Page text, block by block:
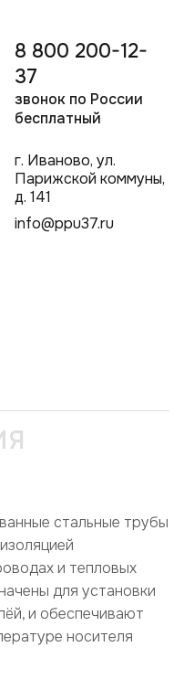
8 800 200-12-
37
звонок по России
бесплатный
г. Иваново, ул.
Парижской коммуны,
д. 141
info@ppu37.ru
стальные трубы
и тепловых
для установки
и обеспечивают
носителя